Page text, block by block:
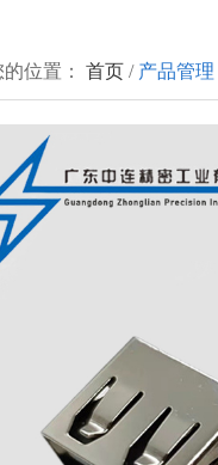
的位置： 首页 / 产品管理